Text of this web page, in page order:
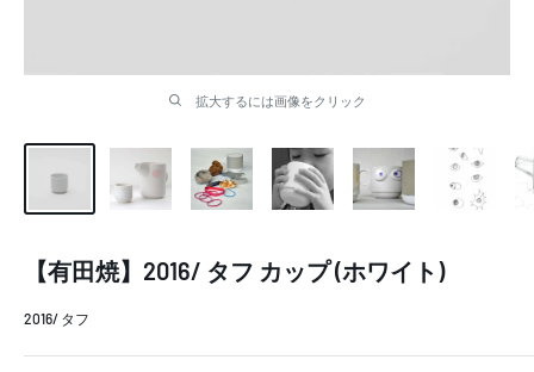
拡大するには画像をクリック
【有田焼】2016/ タフ カップ (ホワイト)
2016/ タフ